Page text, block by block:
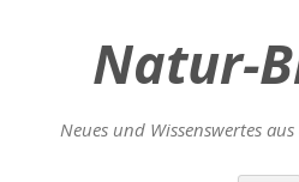
Natur-
Neues und Wissenswertes